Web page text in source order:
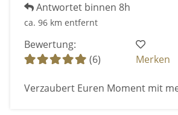
Antwortet binnen 8h
ca. 96 km entfernt
Bewertung:
(6)
Merken
Verzaubert Euren Moment mit